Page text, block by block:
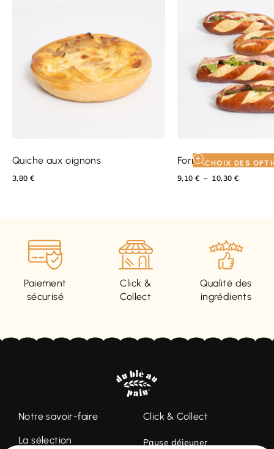
Quiche aux oignons
3,80 €
Formule Malicette
9,10 € – 10,30 €
CHOIX DES
Paiement
sécurisé
Click &
Collect
Qualité des
ingrédients
Notre savoir-faire
La sélection
Click & Collect
Pause déjeuner